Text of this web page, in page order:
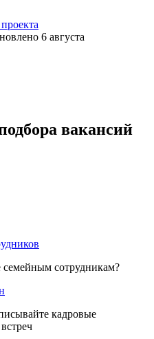
6 августа
вакансий
семейным сотрудникам?
кадровые